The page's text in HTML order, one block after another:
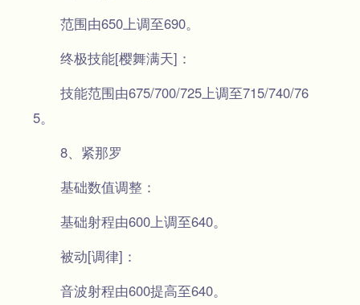
范围由650上调至690。
终极技能[樱舞满天]：
技能范围由675/700/725上调至715/740/76
5。
8、紧那罗
基础数值调整：
基础射程由600上调至640。
被动[调律]：
音波射程由600提高至640。